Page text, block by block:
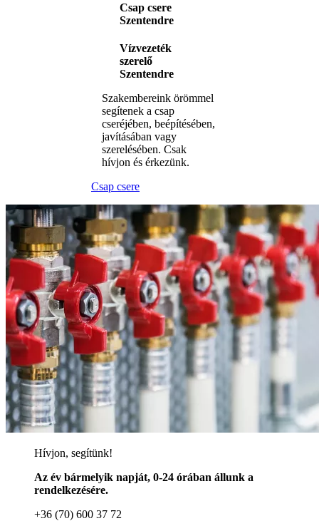
Csap csere
Szentendre
Vízvezeték
szerelő
Szentendre
Szakembereink örömmel
segítenek a csap
cseréjében, beépítésében,
javításában vagy
szerelésében. Csak
hívjon és érkezünk.
Csap csere
Hívjon, segítünk!
Az év bármelyik napját, 0-24 órában állunk a
rendelkezésére.
+36 (70) 600 37 72